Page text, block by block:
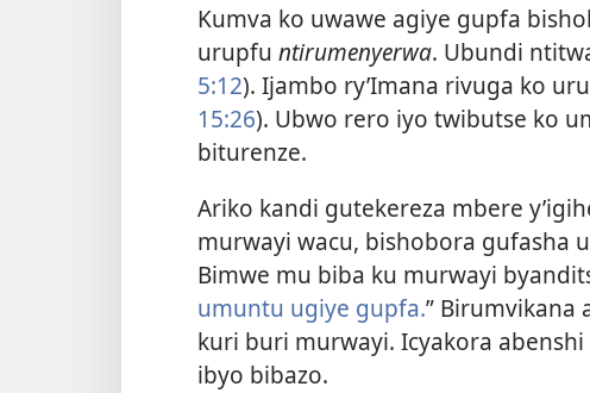
Kumva ko uwawe agiye gupfa
urupfu ntirumenyerwa. Ubundi
5:12). Ijambo ry’Imana rivuga ko
15:26). Ubwo rero iyo twibutse ko
biturenze.
Ariko kandi gutekereza mbere
murwayi wacu, bishobora gufasha
Bimwe mu biba ku murwayi
umuntu ugiye gupfa.” Birumvikana
kuri buri murwayi. Icyakora
ibyo bibazo.